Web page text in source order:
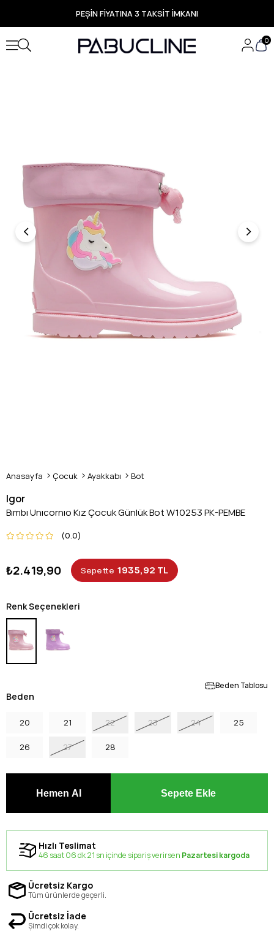
PEŞİN FİYATINA 3 TAKSİT İMKANI
TÜM ÜRÜNLERDE ÜCRETSİZ KARGO
Yeni Sezon Ürünlerde Özel Fırsatlar
Seçili Ürünlerde Hızlı Teslimat
0
Anasayfa Çocuk Ayakkabı Bot
Igor
Bımbı Unıcornıo Kız Çocuk Günlük Bot W10253 PK-PEMBE
0.0
₺2.419,90 Sepette 1935,92 TL
Renk Seçenekleri
Beden Tablosu
Beden
20 21 22 23 24 25
26 27 28
Hızlı Teslimat
46 saat 06 dk 21 sn içinde sipariş verirsen Pazartesi kargoda
Ücretsiz Kargo
Tüm ürünlerde geçerli.
Ücretsiz İade
Şimdi çok kolay.